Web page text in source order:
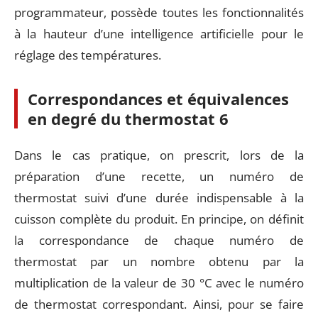
programmateur, possède toutes les fonctionnalités
à la hauteur d’une intelligence artificielle pour le
réglage des températures.
Correspondances et équivalences
en degré du thermostat 6
Dans le cas pratique, on prescrit, lors de la
préparation d’une recette, un numéro de
thermostat suivi d’une durée indispensable à la
cuisson complète du produit. En principe, on définit
la correspondance de chaque numéro de
thermostat par un nombre obtenu par la
multiplication de la valeur de 30 °C avec le numéro
de thermostat correspondant. Ainsi, pour se faire